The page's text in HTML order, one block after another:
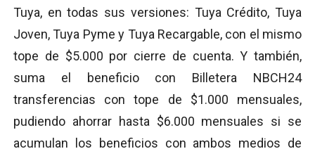
Tuya, en todas sus versiones: Tuya Crédito, Tuya
Joven, Tuya Pyme y Tuya Recargable, con el mismo
tope de $5.000 por cierre de cuenta. Y también,
suma el beneficio con Billetera NBCH24
transferencias con tope de $1.000 mensuales,
pudiendo ahorrar hasta $6.000 mensuales si se
acumulan los beneficios con ambos medios de